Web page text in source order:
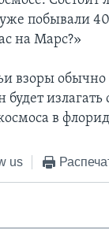
побывали
на Марс?»
взоры
будет
в
us